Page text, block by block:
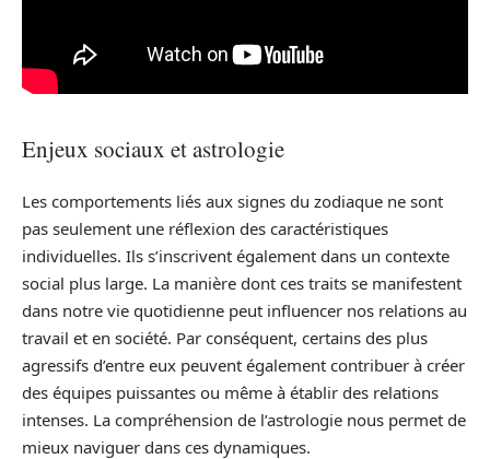
Enjeux sociaux et astrologie
Les comportements liés aux signes du zodiaque ne sont
pas seulement une réflexion des caractéristiques
individuelles. Ils s’inscrivent également dans un contexte
social plus large. La manière dont ces traits se manifestent
dans notre vie quotidienne peut influencer nos relations au
travail et en société. Par conséquent, certains des plus
agressifs d’entre eux peuvent également contribuer à créer
des équipes puissantes ou même à établir des relations
intenses. La compréhension de l’astrologie nous permet de
mieux naviguer dans ces dynamiques.